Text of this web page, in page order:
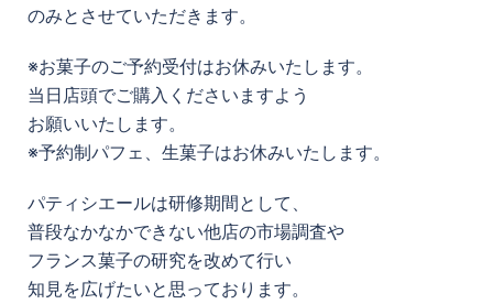
のみとさせていただきます。
※お菓子のご予約受付はお休みいたします。
当日店頭でご購入くださいますよう
お願いいたします。
※予約制パフェ、生菓子はお休みいたします。
パティシエールは研修期間として、
普段なかなかできない他店の市場調査や
フランス菓子の研究を改めて行い
知見を広げたいと思っております。